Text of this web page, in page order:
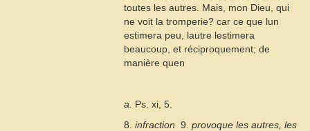
toutes les autres. Mais, mon Dieu, qui
ne voit la tromperie? car ce que lun
estimera peu, lautre lestimera
beaucoup, et réciproquement; de
manière quen
a.
Ps. xi, 5.
8. infraction  9. provoque les autres, les